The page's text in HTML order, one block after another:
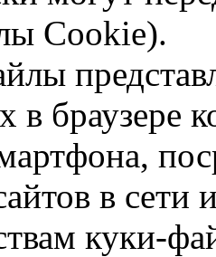
Cookie).
в браузере
в сети
куки-